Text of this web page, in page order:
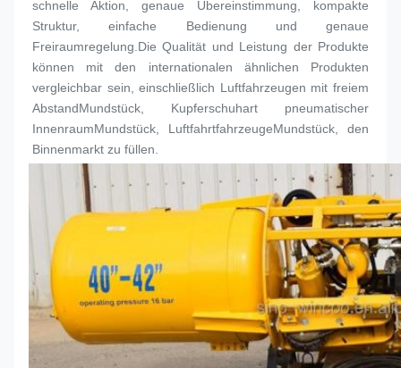
schnelle Aktion, genaue Übereinstimmung, kompakte
Struktur, einfache Bedienung und genaue
Freiraumregelung.Die Qualität und Leistung der Produkte
können mit den internationalen ähnlichen Produkten
vergleichbar sein, einschließlich Luftfahrzeugen mit freiem
AbstandMundstück , Kupferschuhart pneumatischer
InnenraumMundstück , LuftfahrtfahrzeugeMundstück , den
Binnenmarkt zu füllen.